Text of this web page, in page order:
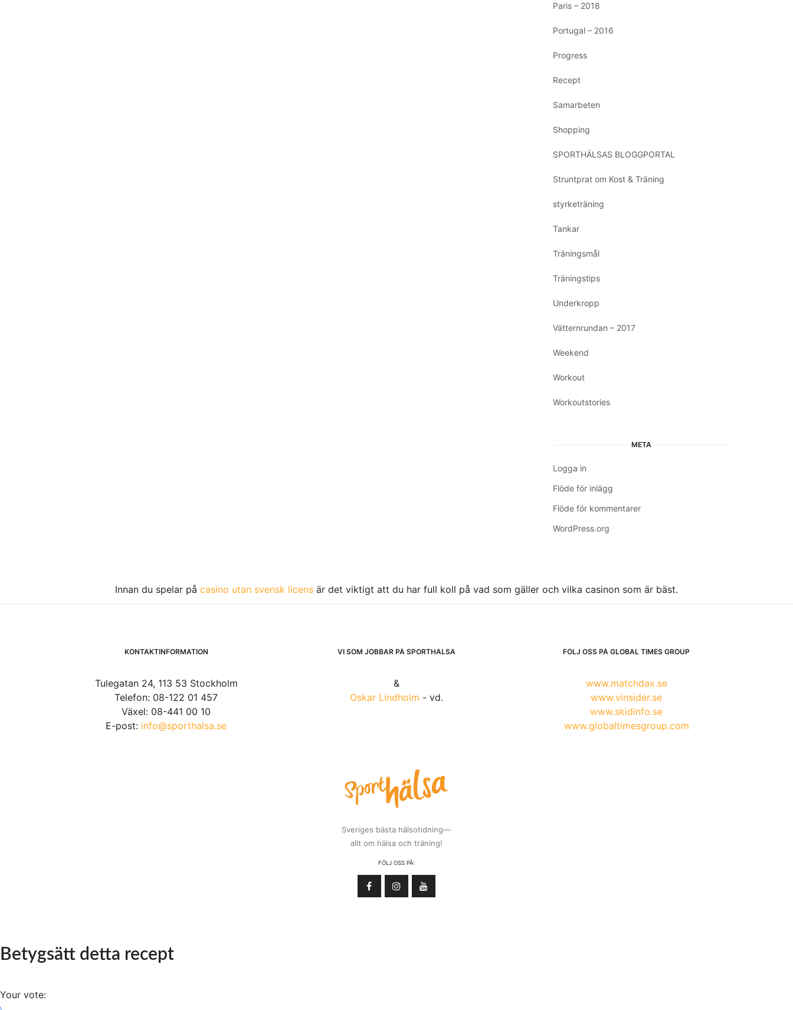
Paris – 2018
Portugal – 2016
Progress
Recept
Samarbeten
Shopping
SPORTHÄLSAS BLOGGPORTAL
Struntprat om Kost & Träning
styrketräning
Tankar
Träningsmål
Träningstips
Underkropp
Vätternrundan – 2017
Weekend
Workout
Workoutstories
META
Logga in
Flöde för inlägg
Flöde för kommentarer
WordPress.org
Innan du spelar på casino utan svensk licens är det viktigt att du har full koll på vad som gäller och vilka casinon som är bäst.
KONTAKTINFORMATION
Tulegatan 24, 113 53 Stockholm
Telefon: 08-122 01 457
Växel: 08-441 00 10
E-post: info@sporthalsa.se
VI SOM JOBBAR PÅ SPORTHÄLSA
&
Oskar Lindholm - vd.
Sveriges bästa hälsotidning—
allt om hälsa och träning!
FÖLJ OSS PÅ:
FÖLJ OSS PÅ GLOBAL TIMES GROUP
www.matchdax.se
www.vinsider.se
www.skidinfo.se
www.globaltimesgroup.com
Betygsätt detta recept
Your vote: